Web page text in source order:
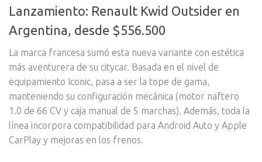
Lanzamiento: Renault Kwid Outsider en
Argentina, desde $556.500
La marca francesa sumó esta nueva variante con estética
más aventurera de su citycar. Basada en el nivel de
equipamiento Iconic, pasa a ser la tope de gama,
manteniendo su configuración mecánica (motor naftero
1.0 de 66 CV y caja manual de 5 marchas). Además, toda la
línea incorpora compatibilidad para Android Auto y Apple
CarPlay y mejoras en los frenos.